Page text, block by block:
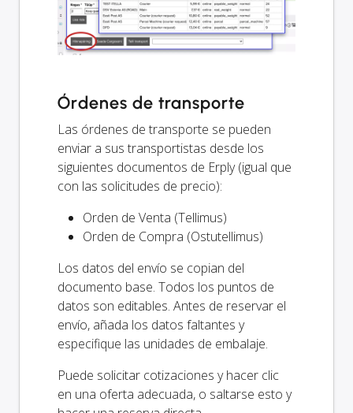
Órdenes de transporte
Las órdenes de transporte se pueden
enviar a sus transportistas desde los
siguientes documentos de Erply (igual que
con las solicitudes de precio):
Orden de Venta (Tellimus)
Orden de Compra (Ostutellimus)
Los datos del envío se copian del
documento base. Todos los puntos de
datos son editables. Antes de reservar el
envío, añada los datos faltantes y
especifique las unidades de embalaje.
Puede solicitar cotizaciones y hacer clic
en una oferta adecuada, o saltarse esto y